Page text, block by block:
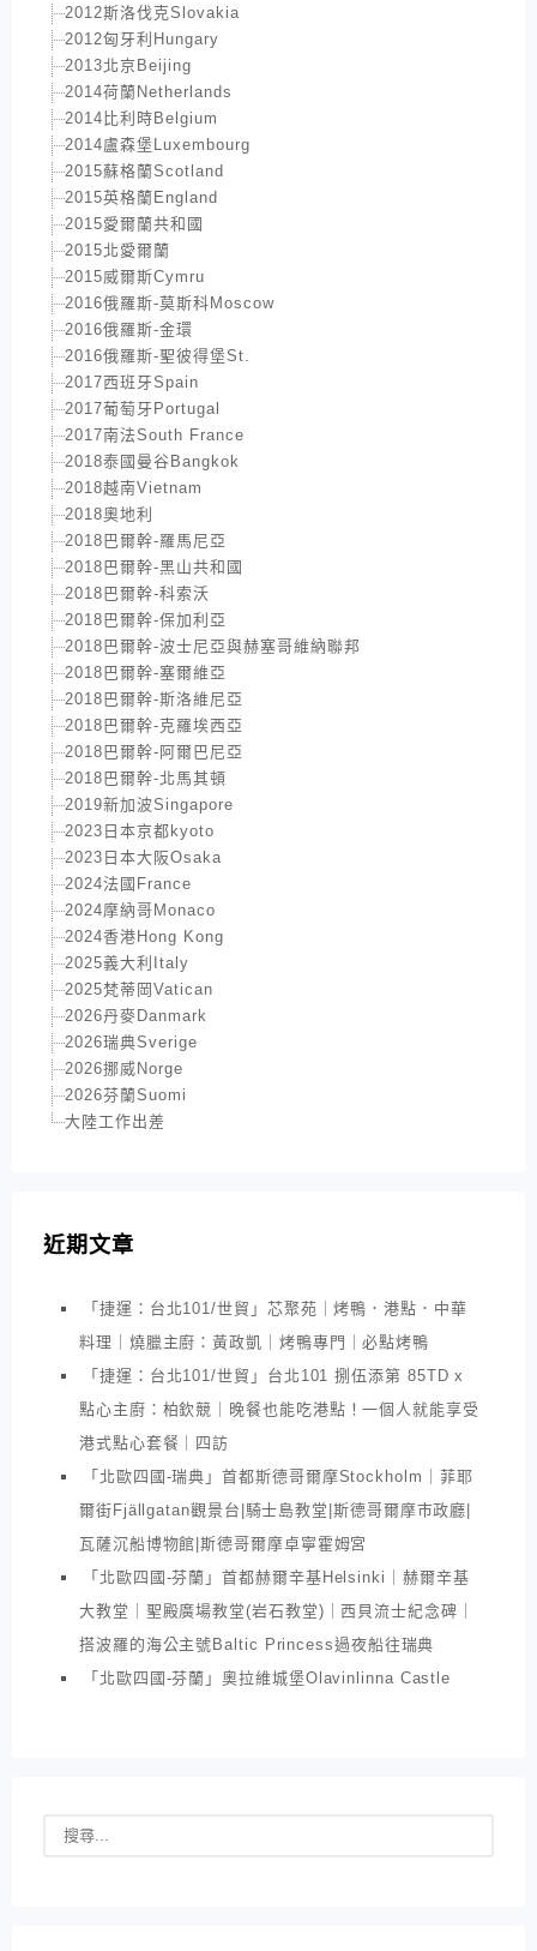
2012斯洛伐克Slovakia
2012匈牙利Hungary
2013北京Beijing
2014荷蘭Netherlands
2014比利時Belgium
2014盧森堡Luxembourg
2015蘇格蘭Scotland
2015英格蘭England
2015愛爾蘭共和國
2015北愛爾蘭
2015威爾斯Cymru
2016俄羅斯-莫斯科Moscow
2016俄羅斯-金環
2016俄羅斯-聖彼得堡St.
2017西班牙Spain
2017葡萄牙Portugal
2017南法South France
2018泰國曼谷Bangkok
2018越南Vietnam
2018奧地利
2018巴爾幹-羅馬尼亞
2018巴爾幹-黑山共和國
2018巴爾幹-科索沃
2018巴爾幹-保加利亞
2018巴爾幹-波士尼亞與赫塞哥維納聯邦
2018巴爾幹-塞爾維亞
2018巴爾幹-斯洛維尼亞
2018巴爾幹-克羅埃西亞
2018巴爾幹-阿爾巴尼亞
2018巴爾幹-北馬其頓
2019新加波Singapore
2023日本京都kyoto
2023日本大阪Osaka
2024法國France
2024摩納哥Monaco
2024香港Hong Kong
2025義大利Italy
2025梵蒂岡Vatican
2026丹麥Danmark
2026瑞典Sverige
2026挪威Norge
2026芬蘭Suomi
大陸工作出差
近期文章
「捷運：台北101/世貿」芯聚苑｜烤鴨．港點．中華
料理｜燒臘主廚：黃政凱｜烤鴨專門｜必點烤鴨
「捷運：台北101/世貿」台北101 捌伍添第 85TD x
點心主廚：柏欽競｜晚餐也能吃港點！一個人就能享受
港式點心套餐｜四訪
「北歐四國-瑞典」首都斯德哥爾摩Stockholm｜菲耶
爾街Fjällgatan觀景台|騎士島教堂|斯德哥爾摩市政廳|
瓦薩沉船博物館|斯德哥爾摩卓寧霍姆宮
「北歐四國-芬蘭」首都赫爾辛基Helsinki｜赫爾辛基
大教堂｜聖殿廣場教堂(岩石教堂)｜西貝流士紀念碑｜
搭波羅的海公主號Baltic Princess過夜船往瑞典
「北歐四國-芬蘭」奧拉維城堡Olavinlinna Castle